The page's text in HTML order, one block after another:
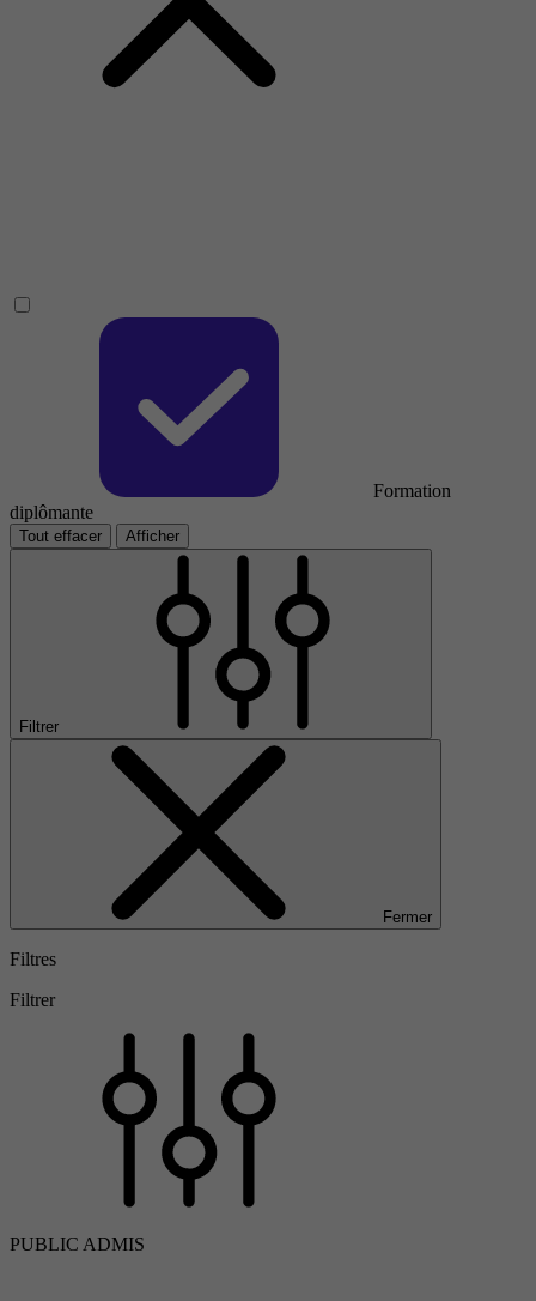
Formation
diplômante
Tout effacer Afficher
Filtrer
Fermer
Filtres
Filtrer
PUBLIC ADMIS